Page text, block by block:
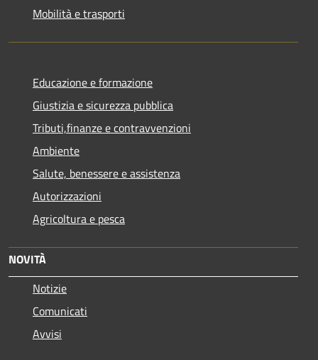
Mobilità e trasporti
Educazione e formazione
Giustizia e sicurezza pubblica
Tributi,finanze e contravvenzioni
Ambiente
Salute, benessere e assistenza
Autorizzazioni
Agricoltura e pesca
NOVITÀ
Notizie
Comunicati
Avvisi